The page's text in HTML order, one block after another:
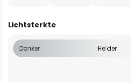
Lichtsterkte
Donker Helder